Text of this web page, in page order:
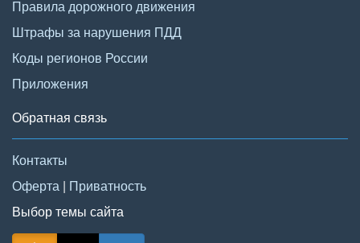
Правила дорожного движения
Штрафы за нарушения ПДД
Коды регионов России
Приложения
Обратная связь
Контакты
Оферта | Приватность
Выбор темы сайта